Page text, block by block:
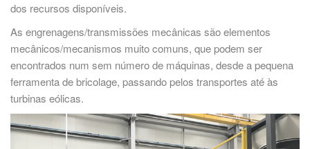
dos recursos disponíveis.
As engrenagens/transmissões mecânicas são elementos
mecânicos/mecanismos muito comuns, que podem ser
encontrados num sem número de máquinas, desde a pequena
ferramenta de bricolage, passando pelos transportes até às
turbinas eólicas.